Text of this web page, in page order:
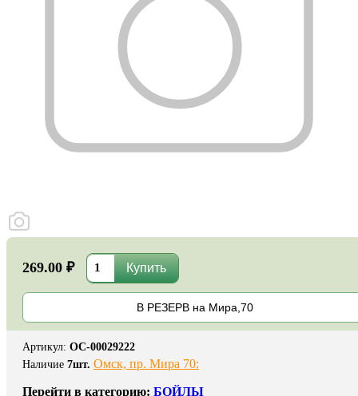
269.00 ₽
В РЕЗЕРВ на Мира,70
Артикул: ОС-00029222
Наличие 7шт. Омск, пр. Мира 70:
Перейти в категорию: БОЙЛЫ